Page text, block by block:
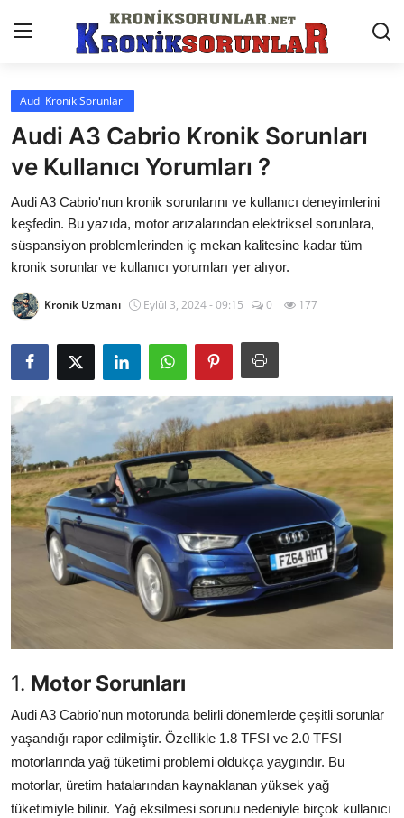
Anasayfa
Markalar
İletişim
Trafik & Cezalar
Sigorta & Kasko
Vergi & ÖTV & MTV
Muayene & Ruhsat
Sorgulamalar
İkinci El & Alım-Satım
Bakım & Arıza Çözümleri
Elektrikli & Hibrit
Kiralama & Filo
Sürüş & Güvenlik
Yağlar & Sıvılar
LPG & Yakıt
Elektrik & Akü
Klima & Konfor
Audi Kronik Sorunları
Audi A3 Cabrio Kronik Sorunları
ve Kullanıcı Yorumları ?
Audi A3 Cabrio'nun kronik sorunlarını ve kullanıcı deneyimlerini
keşfedin. Bu yazıda, motor arızalarından elektriksel sorunlara,
süspansiyon problemlerinden iç mekan kalitesine kadar tüm
kronik sorunlar ve kullanıcı yorumları yer alıyor.
Kronik Uzmanı Eylül 3, 2024 - 09:15 0 177
1. Motor Sorunları
Audi A3 Cabrio'nun motorunda belirli dönemlerde çeşitli sorunlar
yaşandığı rapor edilmiştir. Özellikle 1.8 TFSI ve 2.0 TFSI
motorlarında yağ tüketimi problemi oldukça yaygındır. Bu
motorlar, üretim hatalarından kaynaklanan yüksek yağ
tüketimiyle bilinir. Yağ eksilmesi sorunu nedeniyle birçok kullanıcı